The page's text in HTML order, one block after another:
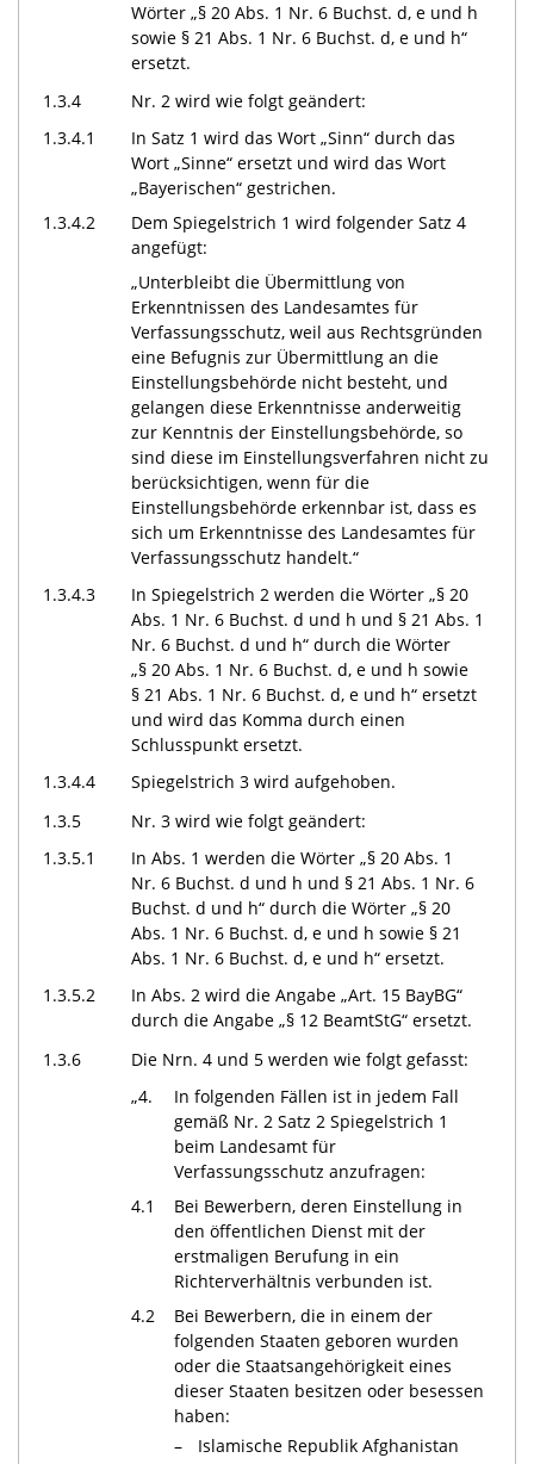
Wörter„§ 20 Abs. 1 Nr. 6 Buchst. d, e und h
sowie § 21 Abs. 1 Nr. 6 Buchst. d, e und h“
ersetzt.
1.3.4
Nr. 2 wird wie folgt geändert:
1.3.4.1
In Satz 1 wird das Wort „Sinn“ durch das
Wort „Sinne“ ersetzt und wird das Wort
„Bayerischen“ gestrichen.
1.3.4.2
Dem Spiegelstrich 1 wird folgender Satz 4
angefügt:
„Unterbleibt die Übermittlung von
Erkenntnissen des Landesamtes für
Verfassungsschutz, weil aus Rechtsgründen
eine Befugnis zur Übermittlung an die
Einstellungsbehörde nicht besteht, und
gelangen diese Erkenntnisse anderweitig
zur Kenntnis der Einstellungsbehörde, so
sind diese im Einstellungsverfahren nicht zu
berücksichtigen, wenn für die
Einstellungsbehörde erkennbar ist, dass es
sich um Erkenntnisse des Landesamtes für
Verfassungsschutz handelt.“
1.3.4.3
In Spiegelstrich 2 werden die Wörter „§ 20
Abs. 1 Nr. 6 Buchst. d und h und § 21 Abs. 1
Nr. 6 Buchst. d und h“ durch die Wörter
„§ 20 Abs. 1 Nr. 6 Buchst. d, e und h sowie
§ 21 Abs. 1 Nr. 6 Buchst. d, e und h“ ersetzt
und wird das Komma durch einen
Schlusspunkt ersetzt.
1.3.4.4
Spiegelstrich 3 wird aufgehoben.
1.3.5
Nr. 3 wird wie folgt geändert:
1.3.5.1
In Abs. 1 werden die Wörter „§ 20 Abs. 1
Nr. 6 Buchst. d und h und § 21 Abs. 1 Nr. 6
Buchst. d und h“ durch die Wörter „§ 20
Abs. 1 Nr. 6 Buchst. d, e und h sowie § 21
Abs. 1 Nr. 6 Buchst. d, e und h“ ersetzt.
1.3.5.2
In Abs. 2 wird die Angabe „Art. 15 BayBG“
durch die Angabe „§ 12 BeamtStG“ ersetzt.
1.3.6
Die Nrn. 4 und 5 werden wie folgt gefasst:
„4.
In folgenden Fällen ist in jedem Fall
gemäß Nr. 2 Satz 2 Spiegelstrich 1
beim Landesamt für
Verfassungsschutz anzufragen:
4.1
Bei Bewerbern, deren Einstellung in
den öffentlichen Dienst mit der
erstmaligen Berufung in ein
Richterverhältnis verbunden ist.
4.2
Bei Bewerbern, die in einem der
folgenden Staaten geboren wurden
oder die Staatsangehörigkeit eines
dieser Staaten besitzen oder besessen
haben:
–
Islamische Republik Afghanistan